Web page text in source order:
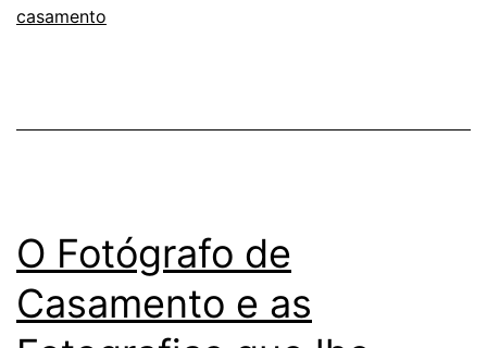
casamento
O Fotógrafo de
Casamento e as